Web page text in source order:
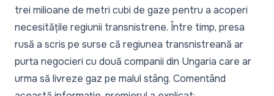
trei milioane de metri cubi de gaze pentru a acoperi
necesitățile regiunii transnistrene. Între timp, presa
rusă a scris pe surse că regiunea transnistreană ar
purta negocieri cu două companii din Ungaria care ar
urma să livreze gaz pe malul stâng. Comentând